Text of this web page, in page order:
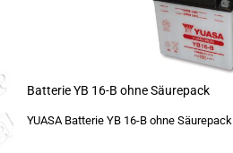
Batterie YB 16-B ohne Säurepack
YUASA Batterie YB 16-B ohne Säurepack